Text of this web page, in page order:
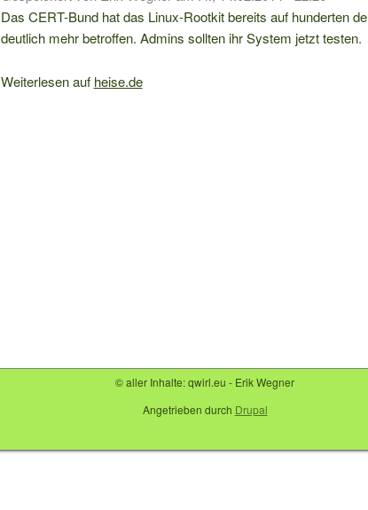
Das CERT-Bund hat das Linux-Rootkit bereits auf hunderten
deutlich mehr betroffen. Admins sollten ihr System jetzt testen.
Weiterlesen auf heise.de
© aller Inhalte: qwirl.eu - Erik Wegner
Angetrieben durch Drupal